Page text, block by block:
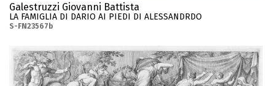
Galestruzzi Giovanni Battista
LA FAMIGLIA DI DARIO AI PIEDI DI ALESSANDRDO
S-FN23567b